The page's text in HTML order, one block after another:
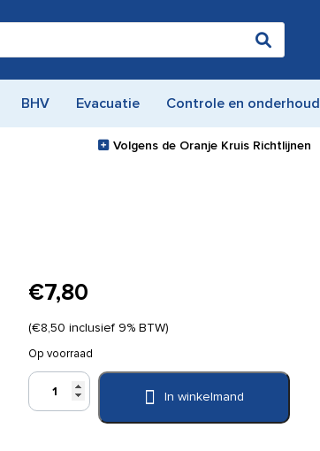
BHV Evacuatie Controle en onderhoud
Volgens de Oranje Kruis Richtlijnen
€7,80
(€8,50 inclusief 9% BTW)
Op voorraad
Röwo
Sportgel
In winkelmand